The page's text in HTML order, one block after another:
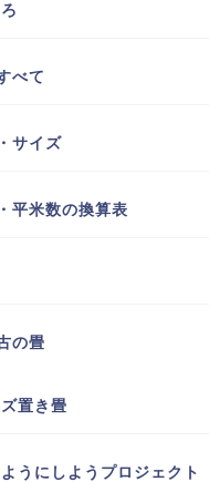
べて
サイズ
平米数の換算表
の畳
置き畳
うにしようプロジェクト